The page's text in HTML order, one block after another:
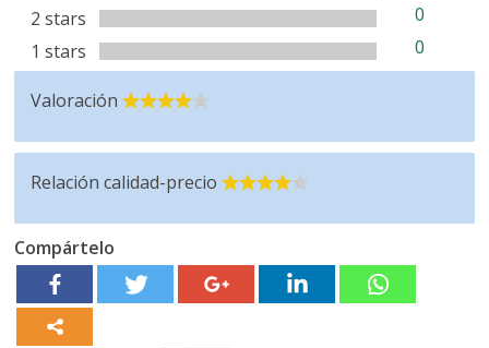
2 stars
0
1 stars
0
Valoración
Relación calidad-precio
Compártelo